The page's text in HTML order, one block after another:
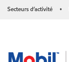
Secteurs d’activité •